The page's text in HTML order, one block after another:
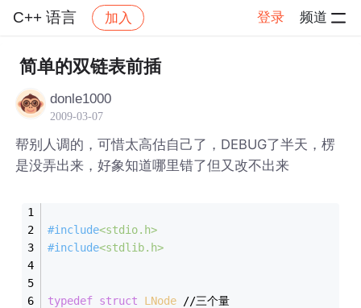
C++ 语言 加入 登录 频道
社区 C++ 语言 帖子详情
简单的双链表前插
donle1000
2009-03-07
帮别人调的，可惜太高估自己了，DEBUG了半天，楞
是没弄出来，好象知道哪里错了但又改不出来
#include<stdio.h>
#include<stdlib.h>
typedef struct LNode //三个量